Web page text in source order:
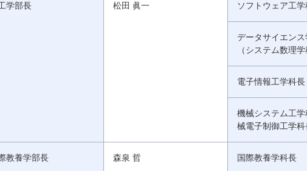
学部長 松田 眞一 ソフトウェア工
データサイエン
（システム数理学
電子情報工学科長
機械システム工
械電子制御工学科
教養学部長 森泉 哲 国際教養学科長